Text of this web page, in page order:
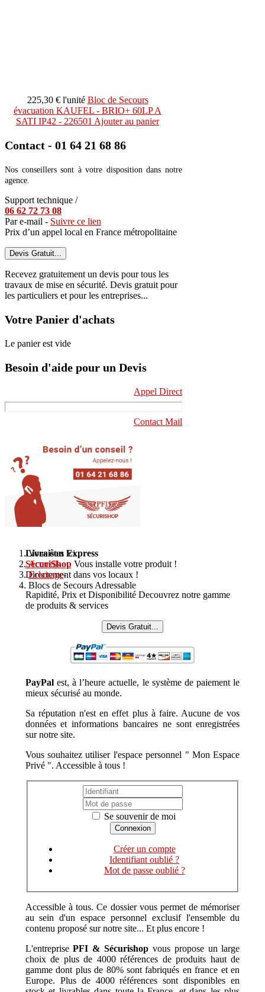
225,30 € l'unité Bloc de Secours
évacuation KAUFEL - BRIO+ 60LP A
SATI IP42 - 226501 Ajouter au panier
Contact - 01 64 21 68 86
Nos conseillers sont à votre disposition dans notre
agence.
Support technique /
06 62 72 73 08
Par e-mail - Suivre ce lien
Prix d’un appel local en France métropolitaine
Devis Gratuit...
Recevez gratuitement un devis pour tous les
travaux de mise en sécurité. Devis gratuit pour
les particuliers et pour les entreprises...
Votre Panier d'achats
Le panier est vide
Besoin d'aide pour un Devis
Appel Direct
Contact Mail
Vous êtes ici :
Accueil-
Eclairage-
Blocs de Secours Adressable
Livraison Express
SécuriShopVous installe votre produit !
Directement dans vos locaux !
Rapidité, Prix et Disponibilité Decouvrez notre gamme
de produits & services
Devis Gratuit...
PayPalest, à l’heure actuelle, le système de paiement le
mieux sécurisé au monde.
Sa réputation n'est en effet plus à faire. Aucune de vos
données et informations bancaires ne sont enregistrées
sur notre site.
Vous souhaitez utiliser l'espace personnel " Mon Espace
Privé ". Accessible à tous !
Se souvenir de moi
Créer un compte
Identifiant oublié ?
Mot de passe oublié ?
Accessible à tous. Ce dossier vous permet de mémoriser
au sein d'un espace personnel exclusif l'ensemble du
contenu proposé sur notre site... Et plus encore !
L'entreprisePFI & Sécurishop vous propose un large
choix de plus de 4000 références de produits haut de
gamme dont plus de 80% sont fabriqués en france et en
Europe. Plus de 4000 références sont disponibles en